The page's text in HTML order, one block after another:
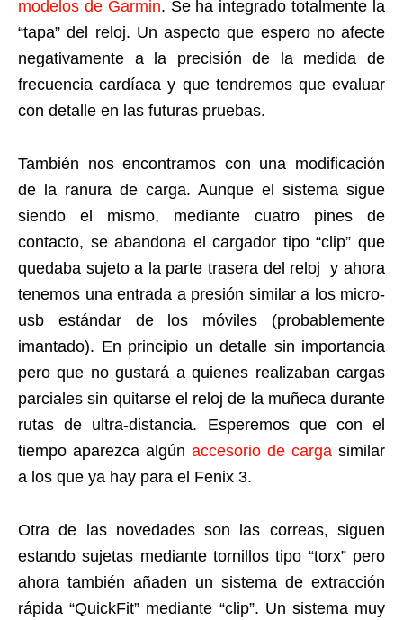
modelos de Garmin. Se ha integrado totalmente la
“tapa” del reloj. Un aspecto que espero no afecte
negativamente a la precisión de la medida de
frecuencia cardíaca y que tendremos que evaluar
con detalle en las futuras pruebas.
También nos encontramos con una modificación
de la ranura de carga. Aunque el sistema sigue
siendo el mismo, mediante cuatro pines de
contacto, se abandona el cargador tipo “clip” que
quedaba sujeto a la parte trasera del reloj y ahora
tenemos una entrada a presión similar a los micro-
usb estándar de los móviles (probablemente
imantado). En principio un detalle sin importancia
pero que no gustará a quienes realizaban cargas
parciales sin quitarse el reloj de la muñeca durante
rutas de ultra-distancia. Esperemos que con el
tiempo aparezca algún accesorio de carga similar
a los que ya hay para el Fenix 3.
Otra de las novedades son las correas, siguen
estando sujetas mediante tornillos tipo “torx” pero
ahora también añaden un sistema de extracción
rápida “QuickFit” mediante “clip”. Un sistema muy